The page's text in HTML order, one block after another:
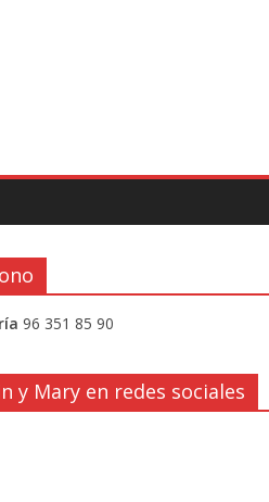
96 351 85 90
y Mary en redes sociales